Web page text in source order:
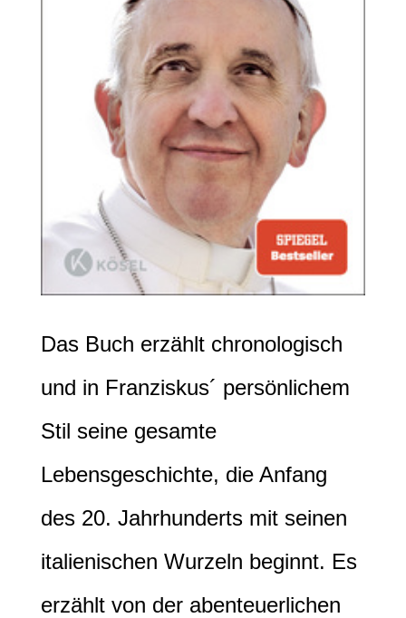
Das Buch erzählt chronologisch
und in Franziskus´ persönlichem
Stil seine gesamte
Lebensgeschichte, die Anfang
des 20. Jahrhunderts mit seinen
italienischen Wurzeln beginnt. Es
erzählt von der abenteuerlichen